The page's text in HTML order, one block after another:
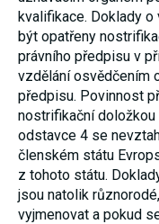
kvalifikace. Doklady o
být opatřeny
právního předpisu v
vzdělání osvědčením
předpisu. Povinnost
nostrifikační
odstavce 4 se
členském státu
z tohoto státu.
jsou natolik
vyjmenovat a pokud